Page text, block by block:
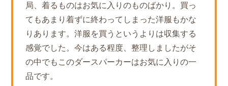
局、着るものはお気に入りのものばかり。買っ
てもあまり着ずに終わってしまった洋服もかな
りあります。洋服を買うというよりは収集する
感覚でした。今はある程度、整理しましたがそ
の中でもこのダースパーカーはお気に入りの一
品です。